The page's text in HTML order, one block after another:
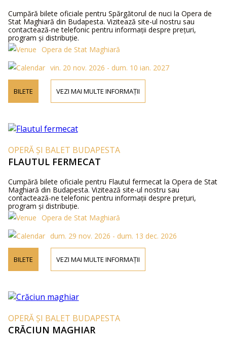
Cumpără bilete oficiale pentru Spărgătorul de nuci la Opera de
Stat Maghiară din Budapesta. Vizitează site-ul nostru sau
contactează-ne telefonic pentru informații despre prețuri,
program și distribuție.
Opera de Stat Maghiară
vin. 20 nov. 2026 - dum. 10 ian. 2027
BILETE VEZI MAI MULTE INFORMAȚII
OPERĂ ȘI BALET BUDAPESTA
FLAUTUL FERMECAT
Cumpără bilete oficiale pentru Flautul fermecat la Opera de Stat
Maghiară din Budapesta. Vizitează site-ul nostru sau
contactează-ne telefonic pentru informații despre prețuri,
program și distribuție.
Opera de Stat Maghiară
dum. 29 nov. 2026 - dum. 13 dec. 2026
BILETE VEZI MAI MULTE INFORMAȚII
OPERĂ ȘI BALET BUDAPESTA
CRĂCIUN MAGHIAR